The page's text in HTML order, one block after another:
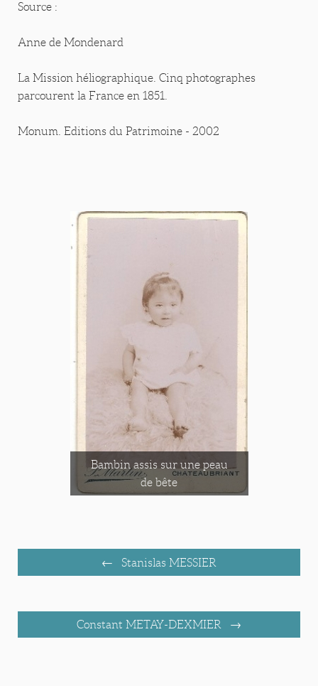
Source :
Anne de Mondenard
La Mission héliographique. Cinq photographes
parcourent la France en 1851.
Monum. Editions du Patrimoine - 2002
Bambin assis sur une peau
de bête
Stanislas MESSIER
Constant METAY-DEXMIER